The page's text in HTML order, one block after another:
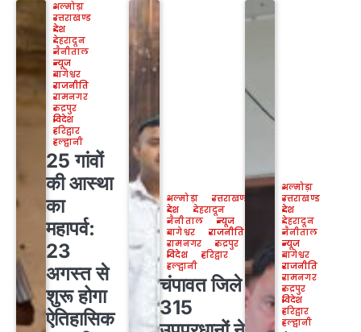
अल्मोड़ा
उत्तराखण्ड
देश
देहरादून
नैनीताल
न्यूज
बागेश्वर
राजनीति
रामनगर
रुद्रपुर
विदेश
हरिद्वार
हल्द्वानी
25 गांवों
की आस्था
का
महापर्व:
23
अगस्त से
शुरू होगा
ऐतिहासिक
अल्मोड़ा
उत्तराखण्ड
देश
देहरादून
नैनीताल
न्यूज
बागेश्वर
राजनीति
रामनगर
रुद्रपुर
विदेश
हरिद्वार
हल्द्वानी
चंपावत जिले के
315
अल्मोड़ा
उत्तराखण्ड
देश
देहरादून
नैनीताल
न्यूज
बागेश्वर
राजनीति
रामनगर
रुद्रपुर
विदेश
हरिद्वार
हल्द्वानी